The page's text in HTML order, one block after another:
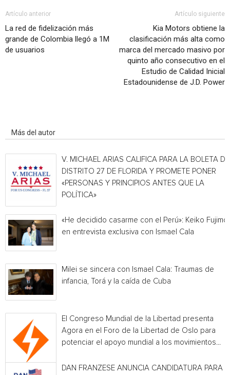
Artículo anterior
La red de fidelización más
grande de Colombia llegó a 1M
de usuarios
Artículo siguiente
Kia Motors obtiene la
clasificación más alta como
marca del mercado masivo por
quinto año consecutivo en el
Estudio de Calidad Inicial
Estadounidense de J.D. Power
Más del autor
V. MICHAEL ARIAS CALIFICA PARA LA BOLETA
DISTRITO 27 DE FLORIDA Y PROMETE PONER
«PERSONAS Y PRINCIPIOS ANTES QUE LA
POLÍTICA»
«He decidido casarme con el Perú»: Keiko
en entrevista exclusiva con Ismael Cala
Milei se sincera con Ismael Cala: Traumas de
infancia, Torá y la caída de Cuba
El Congreso Mundial de la Libertad presenta
Agora en el Foro de la Libertad de Oslo para
potenciar el apoyo mundial a los movimientos...
DAN FRANZESE ANUNCIA CANDIDATURA PARA